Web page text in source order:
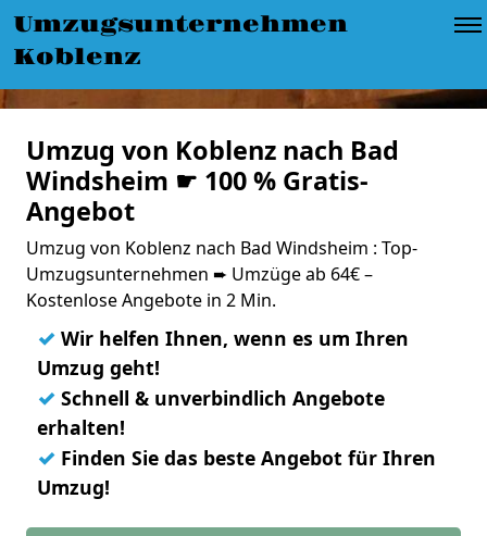
Umzugsunternehmen
Koblenz
Umzug von Koblenz nach Bad
Windsheim ☛ 100 % Gratis-
Angebot
Umzug von Koblenz nach Bad Windsheim : Top-
Umzugsunternehmen ➨ Umzüge ab 64€ –
Kostenlose Angebote in 2 Min.
✓ Wir helfen Ihnen, wenn es um Ihren
Umzug geht!
✓ Schnell & unverbindlich Angebote
erhalten!
✓ Finden Sie das beste Angebot für Ihren
Umzug!